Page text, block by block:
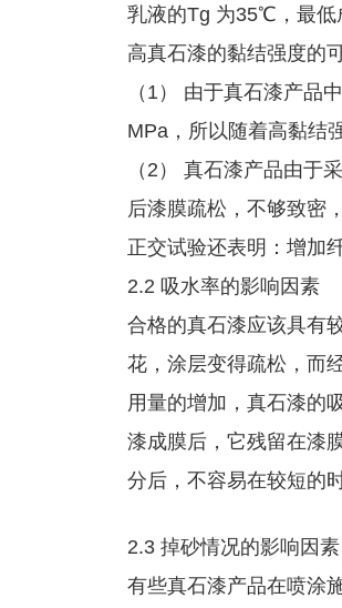
乳液的Tg 为35℃，最低
高真石漆的黏结强度的
（1） 由于真石漆产品
MPa，所以随着高黏结
（2） 真石漆产品由于
后漆膜疏松，不够致密
正交试验还表明：增加
2.2 吸水率的影响因素
合格的真石漆应该具有
花，涂层变得疏松，而
用量的增加，真石漆的
漆成膜后，它残留在漆
分后，不容易在较短的
2.3 掉砂情况的影响因素
有些真石漆产品在喷涂